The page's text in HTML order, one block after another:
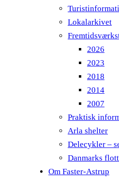
Lokalarkivet
2026
2023
2018
2014
2007
Praktisk
Arla shelter
Delecykler –
Danmarks
Om Faster-Astrup